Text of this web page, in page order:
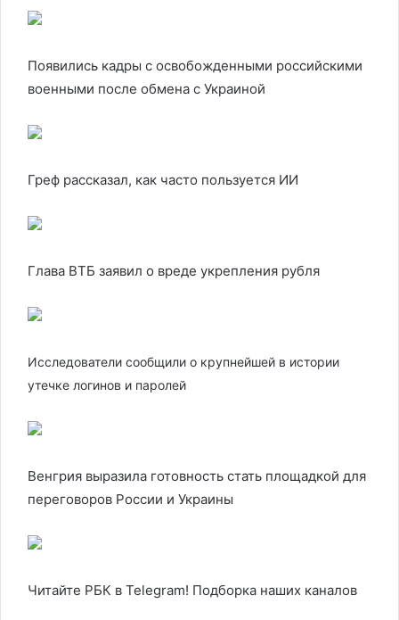
Появились кадры с освобожденными российскими
военными после обмена с Украиной
Греф рассказал, как часто пользуется ИИ
Глава ВТБ заявил о вреде укрепления рубля
Исследователи сообщили о крупнейшей в истории
утечке логинов и паролей
Венгрия выразила готовность стать площадкой для
переговоров России и Украины
Читайте РБК в Telegram! Подборка наших каналов